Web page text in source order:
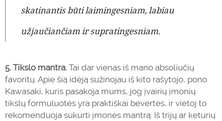
skatinantis būti laimingesniam, labiau
užjaučiančiam ir supratingesniam.
5. Tikslo mantra. Tai dar vienas iš mano absoliučių
favoritų. Apie šią idėją sužinojau iš kito rašytojo, pono
Kawasaki, kuris pasakoja mums, jog įvairių įmonių
tikslų formuluotės yra praktiškai bevertės, ir vietoj to
rekomenduoja sukurti įmonės mantrą. Iš trijų ar keturių